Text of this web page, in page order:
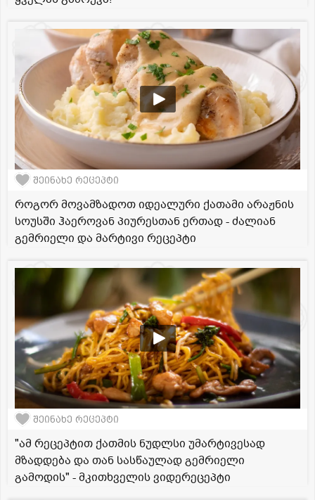
შეინახე რეცეპტი
როგორ მოვამზადოთ იდეალური ქათამი არაჟნის
სოუსში ჰაეროვან პიურესთან ერთად - ძალიან
გემრიელი და მარტივი რეცეპტი
შეინახე რეცეპტი
"ამ რეცეპტით ქათმის ნუდლსი უმარტივესად
მზადდება და თან სასწაულად გემრიელი
გამოდის" - მკითხველის ვიდერეცეპტი